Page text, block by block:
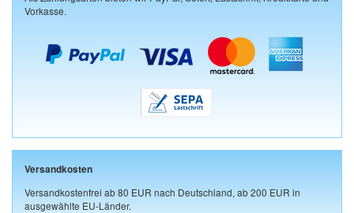
Vorkasse.
Versandkosten
Versandkostenfrei ab 80 EUR nach Deutschland, ab 200 EUR in
ausgewählte EU-Länder.